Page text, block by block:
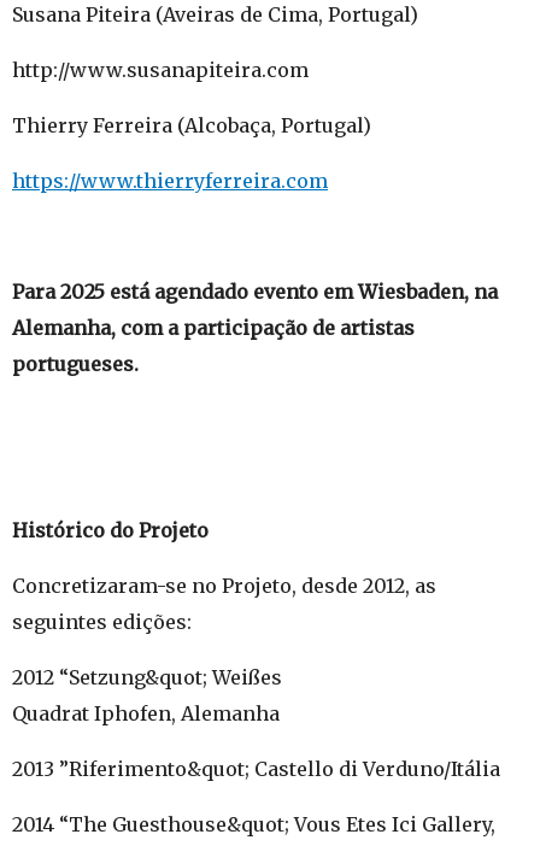
Susana Piteira (Aveiras de Cima, Portugal)
http://www.susanapiteira.com
Thierry Ferreira (Alcobaça, Portugal)
https://www.thierryferreira.com
Para 2025 está agendado evento em Wiesbaden, na
Alemanha, com a participação de artistas
portugueses.
Histórico do Projeto
Concretizaram-se no Projeto, desde 2012, as
seguintes edições:
2012 “Setzung&quot; Weißes
Quadrat Iphofen, Alemanha
2013 ”Riferimento&quot; Castello di Verduno/Itália
2014 “The Guesthouse&quot; Vous Etes Ici Gallery,